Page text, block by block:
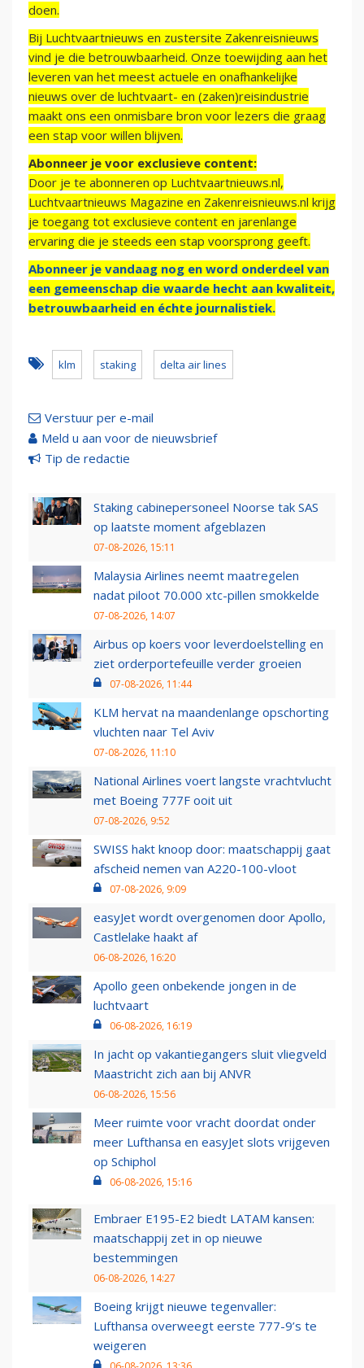
doen.
Bij Luchtvaartnieuws en zustersite Zakenreisnieuws
vind je die betrouwbaarheid. Onze toewijding aan het
leveren van het meest actuele en onafhankelijke
nieuws over de luchtvaart- en (zaken)reisindustrie
maakt ons een onmisbare bron voor lezers die graag
een stap voor willen blijven.
Abonneer je voor exclusieve content:
Door je te abonneren op Luchtvaartnieuws.nl,
Luchtvaartnieuws Magazine en Zakenreisnieuws.nl krijg
je toegang tot exclusieve content en jarenlange
ervaring die je steeds een stap voorsprong geeft.
Abonneer je vandaag nog en word onderdeel van
een gemeenschap die waarde hecht aan kwaliteit,
betrouwbaarheid en échte journalistiek.
klm staking delta air lines
Verstuur per e-mail
Meld u aan voor de nieuwsbrief
Tip de redactie
Staking cabinepersoneel Noorse tak SAS
op laatste moment afgeblazen
07-08-2026, 15:11
Malaysia Airlines neemt maatregelen
nadat piloot 70.000 xtc-pillen smokkelde
07-08-2026, 14:07
Airbus op koers voor leverdoelstelling en
ziet orderportefeuille verder groeien
07-08-2026, 11:44
KLM hervat na maandenlange opschorting
vluchten naar Tel Aviv
07-08-2026, 11:10
National Airlines voert langste vrachtvlucht
met Boeing 777F ooit uit
07-08-2026, 9:52
SWISS hakt knoop door: maatschappij gaat
afscheid nemen van A220-100-vloot
07-08-2026, 9:09
easyJet wordt overgenomen door Apollo,
Castlelake haakt af
06-08-2026, 16:20
Apollo geen onbekende jongen in de
luchtvaart
06-08-2026, 16:19
In jacht op vakantiegangers sluit vliegveld
Maastricht zich aan bij ANVR
06-08-2026, 15:56
Meer ruimte voor vracht doordat onder
meer Lufthansa en easyJet slots vrijgeven
op Schiphol
06-08-2026, 15:16
Embraer E195-E2 biedt LATAM kansen:
maatschappij zet in op nieuwe
bestemmingen
06-08-2026, 14:27
Boeing krijgt nieuwe tegenvaller:
Lufthansa overweegt eerste 777-9’s te
weigeren